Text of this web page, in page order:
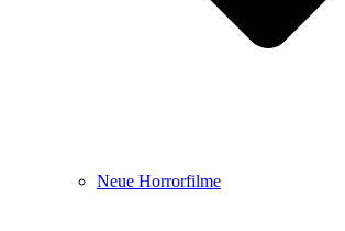
Neue Horrorfilme